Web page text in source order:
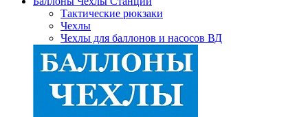
Тактические рюкзаки
Чехлы
Чехлы для баллонов и насосов ВД